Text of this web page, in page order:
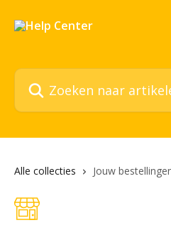
Zoeken naar artikelen ...
Alle collecties Jouw